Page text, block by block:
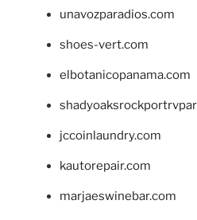
unavozparadios.com
shoes-vert.com
elbotanicopanama.com
jccoinlaundry.com
kautorepair.com
marjaeswinebar.com